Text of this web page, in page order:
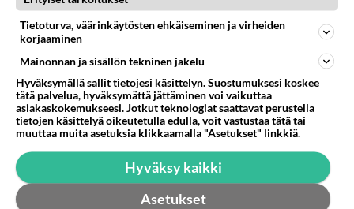
Suklaamousse on todella
helppo, mutta maukas jälkkäri.
Se tosiaankin sulaa suussa!
HOROSKOOPPI
9.8.2026
Tietoturva, väärinkäytösten ehkäiseminen ja virheiden
korjaaminen
Mainonnan ja sisällön tekninen jakelu
Hyväksymällä sallit tietojesi käsittelyn. Suostumuksesi koskee
tätä palvelua, hyväksymättä jättäminen voi vaikuttaa
asiakaskokemukseesi. Jotkut teknologiat saattavat perustella
tietojen käsittelyä oikeutetulla edulla, voit vastustaa tätä tai
muuttaa muita asetuksia klikkaamalla "Asetukset" linkkiä.
Hyväksy kaikki
Asetukset